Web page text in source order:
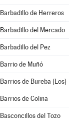
Barbadillo de Herreros
Barbadillo del Mercado
Barbadillo del Pez
Barrio de Muñó
Barrios de Bureba (Los)
Barrios de Colina
Basconcillos del Tozo